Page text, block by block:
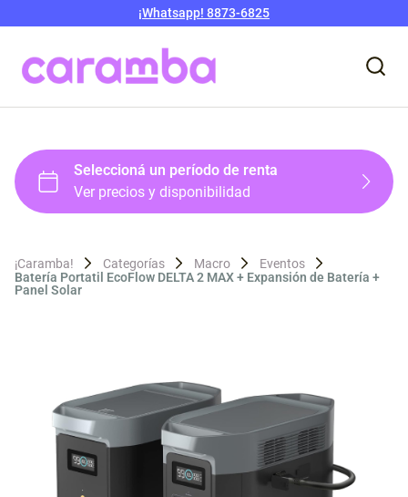
¡Whatsapp! 8873-6825
¡Caramba! Categorías Macro
Eventos
Batería Portatil EcoFlow DELTA 2 MAX + Expansión de Batería +
Panel Solar